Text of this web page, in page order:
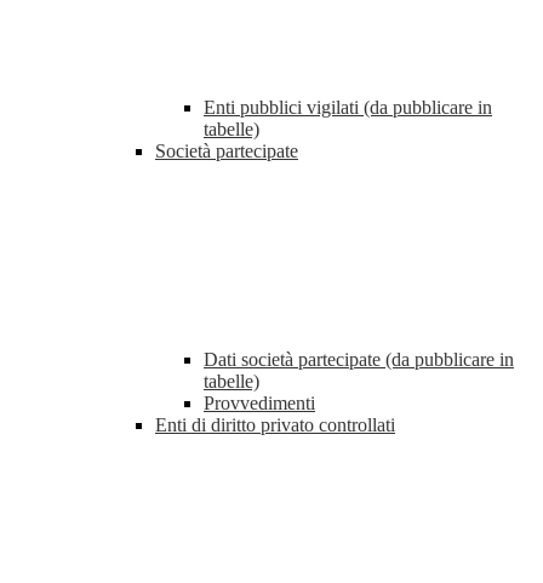
Enti pubblici vigilati (da pubblicare in
tabelle)
Società partecipate
Dati società partecipate (da pubblicare in
tabelle)
Provvedimenti
Enti di diritto privato controllati